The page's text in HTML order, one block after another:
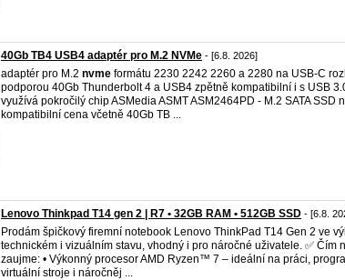
40Gb TB4 USB4 adaptér pro M.2 NVMe - [6.8. 2026]
adaptér pro M.2 nvme formátu 2230 2242 2260 a 2280 na USB-C
podporou 40Gb Thunderbolt 4 a USB4 zpětně kompatibilní i s USB
využívá pokročilý chip ASMedia ASMT ASM2464PD - M.2 SATA SSD
kompatibilní cena včetně 40Gb TB ...
Lenovo Thinkpad T14 gen 2 | R7 • 32GB RAM • 512GB SSD - [6.8.
Prodám špičkový firemní notebook Lenovo ThinkPad T14 Gen 2 ve
technickém i vizuálním stavu, vhodný i pro náročné uživatele. ✅ Čím
zaujme: • Výkonný procesor AMD Ryzen™ 7 – ideální na práci,
virtuální stroje i náročněj ...